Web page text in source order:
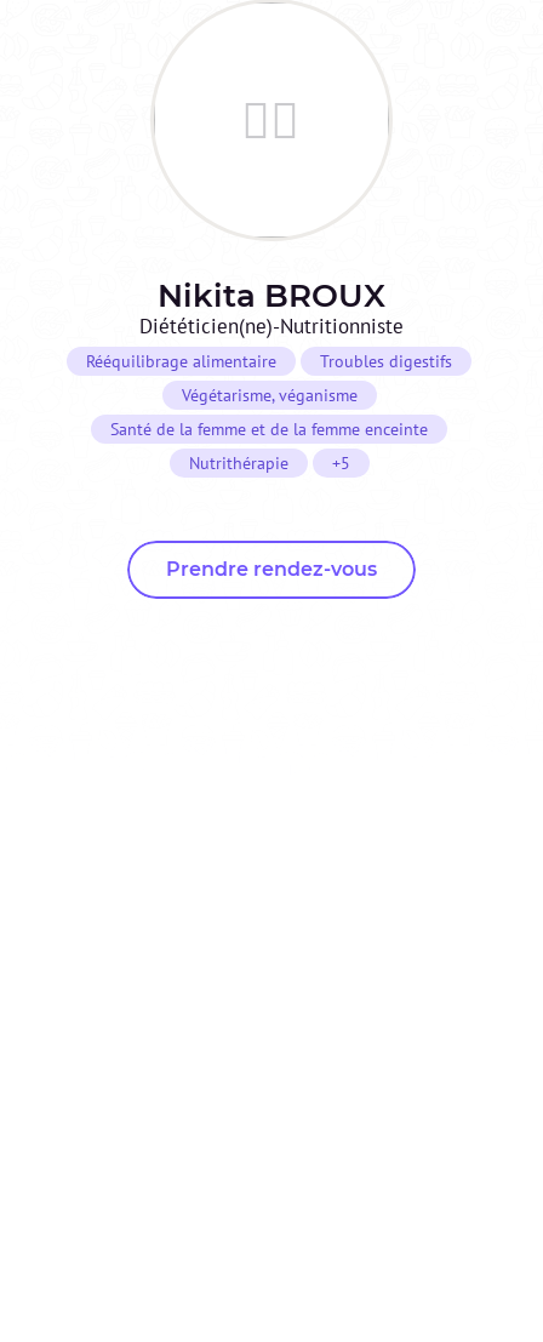
Nikita BROUX
Diététicien(ne)-Nutritionniste
Rééquilibrage alimentaire
Troubles digestifs
Végétarisme, véganisme
Santé de la femme et de la femme enceinte
Nutrithérapie
+5
Prendre rendez-vous